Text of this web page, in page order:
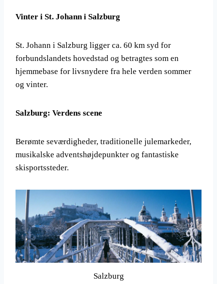
Vinter i St. Johann i Salzburg
St. Johann i Salzburg ligger ca. 60 km syd for
forbundslandets hovedstad og betragtes som en
hjemmebase for livsnydere fra hele verden sommer
og vinter.
Salzburg: Verdens scene
Berømte seværdigheder, traditionelle julemarkeder,
musikalske adventshøjdepunkter og fantastiske
skisportssteder.
Salzburg